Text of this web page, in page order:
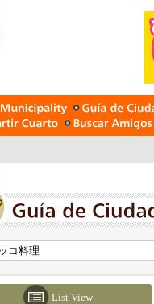
List View